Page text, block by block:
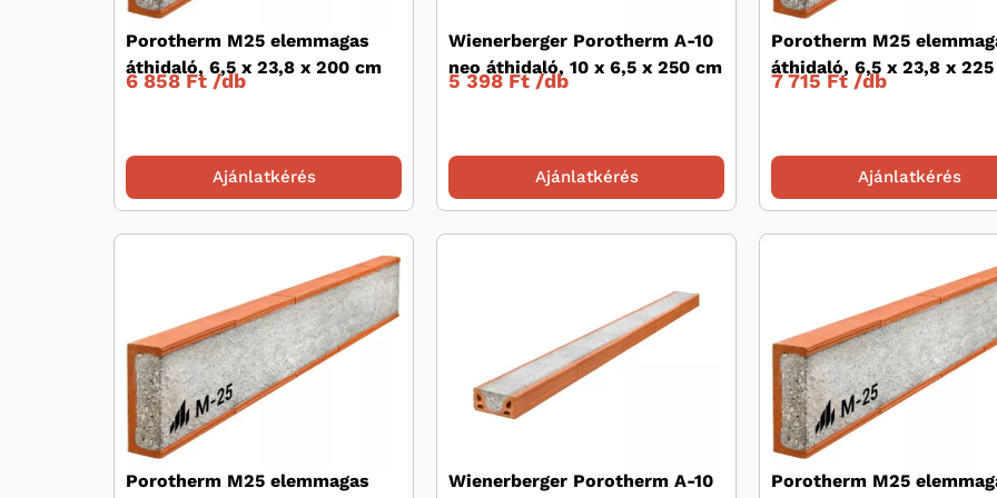
Porotherm M25 elemmagas
áthidaló, 6,5 x 23,8 x 200 cm
6 858 Ft /db
Ajánlatkérés
Wienerberger Porotherm A-10
neo áthidaló, 10 x 6,5 x 250 cm
5 398 Ft /db
Ajánlatkérés
Porotherm M25
áthidaló, 6,5 x 23,8 x
7 715 Ft /db
Ajánlatkérés
Porotherm M25 elemmagas
Wienerberger Porotherm A-10
Porotherm M25